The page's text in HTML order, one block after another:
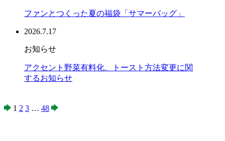
ファンとつくった夏の福袋「サマーバッグ」
2026.7.17
お知らせ
アクセント野菜有料化、トースト方法変更に関
するお知らせ
1 2 3 … 48